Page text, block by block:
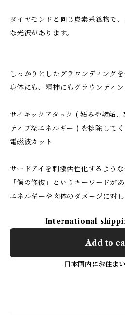
ダイヤモンドと同じ炭素系鉱物で
な光沢があります。
しっかりとしたグラウンディングを
身体にも、精神にもグラウンディン
サイキックアタック ( 妬みや嫉妬
ティブなエネルギー ) を排除してく
電磁波カット
サードアイを刺激活性化するよう
「傷の修復」というキーワードがあ
エネルギーや肉体のダメージに対
International
Add to
日本国内にお住ま